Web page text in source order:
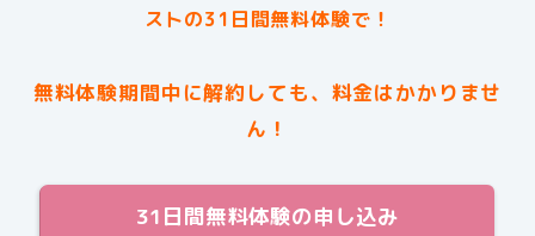
ストの31日間無料体験で！
無料体験期間中に解約しても、料金はかかりませ
ん！
31日間無料体験の申し込み